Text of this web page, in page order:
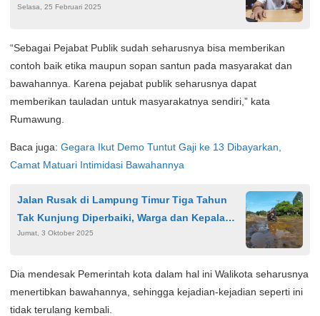
Selasa, 25 Februari 2025
“Sebagai Pejabat Publik sudah seharusnya bisa memberikan
contoh baik etika maupun sopan santun pada masyarakat dan
bawahannya. Karena pejabat publik seharusnya dapat
memberikan tauladan untuk masyarakatnya sendiri,” kata
Rumawung.
Baca juga: Gegara Ikut Demo Tuntut Gaji ke 13 Dibayarkan,
Camat Matuari Intimidasi Bawahannya
Jalan Rusak di Lampung Timur Tiga Tahun
Tak Kunjung Diperbaiki, Warga dan Kepala
Desa Keluhkan Akses dan Drainase
Jumat, 3 Oktober 2025
Dia mendesak Pemerintah kota dalam hal ini Walikota seharusnya
menertibkan bawahannya, sehingga kejadian-kejadian seperti ini
tidak terulang kembali.